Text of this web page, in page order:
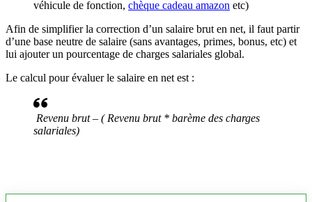
véhicule de fonction, chèque cadeau amazon etc)
Afin de simplifier la correction d’un salaire brut en net, il faut partir
d’une base neutre de salaire (sans avantages, primes, bonus, etc) et
lui ajouter un pourcentage de charges salariales global.
Le calcul pour évaluer le salaire en net est :
Revenu brut – ( Revenu brut * barème des charges
salariales)